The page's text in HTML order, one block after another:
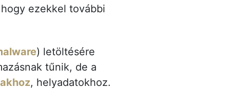
ezekkel további
) letöltésére
tűnik, de a
, helyadatokhoz.